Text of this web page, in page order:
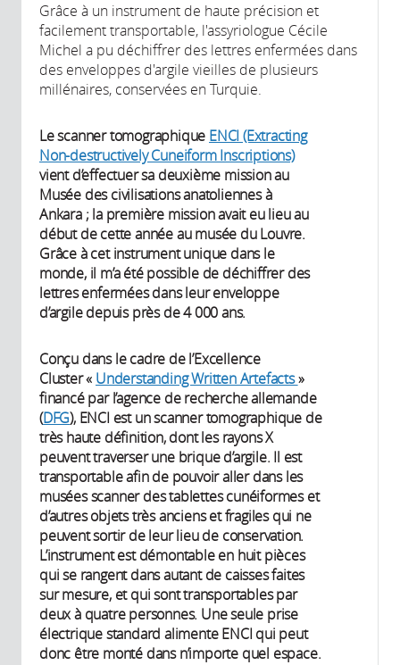
Grâce à un instrument de haute précision et
facilement transportable, l'assyriologue Cécile
Michel a pu déchiffrer des lettres enfermées dans
des enveloppes d'argile vieilles de plusieurs
millénaires, conservées en Turquie.
Le scanner tomographique ENCI (Extracting
Non-destructively Cuneiform Inscriptions)
vient d’effectuer sa deuxième mission au
Musée des civilisations anatoliennes à
Ankara ; la première mission avait eu lieu au
début de cette année au musée du Louvre.
Grâce à cet instrument unique dans le
monde, il m’a été possible de déchiffrer des
lettres enfermées dans leur enveloppe
d’argile depuis près de 4 000 ans.
Conçu dans le cadre de l’Excellence
Cluster « Understanding Written Artefacts»
financé par l’agence de recherche allemande
(DFG), ENCI est un scanner tomographique de
très haute définition, dont les rayons X
peuvent traverser une brique d’argile. Il est
transportable afin de pouvoir aller dans les
musées scanner des tablettes cunéiformes et
d’autres objets très anciens et fragiles qui ne
peuvent sortir de leur lieu de conservation.
L’instrument est démontable en huit pièces
qui se rangent dans autant de caisses faites
sur mesure, et qui sont transportables par
deux à quatre personnes. Une seule prise
électrique standard alimente ENCI qui peut
donc être monté dans n’importe quel espace.